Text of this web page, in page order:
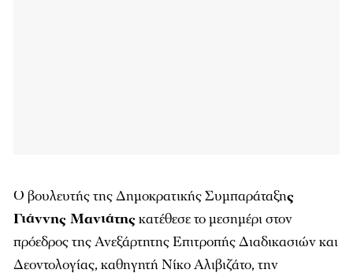
Ο βουλευτής της Δημοκρατικής Συμπαράταξης
Γιάννης Μανιάτηςκατέθεσε το μεσημέρι στον
πρόεδρος της Ανεξάρτητης Επιτροπής Διαδικασιών και
Δεοντολογίας, καθηγητή Νίκο Αλιβιζάτο, την